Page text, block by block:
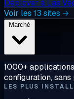
Déployer à Las
Voir les 13 sites →
1000+
configuration,
LES PLUS